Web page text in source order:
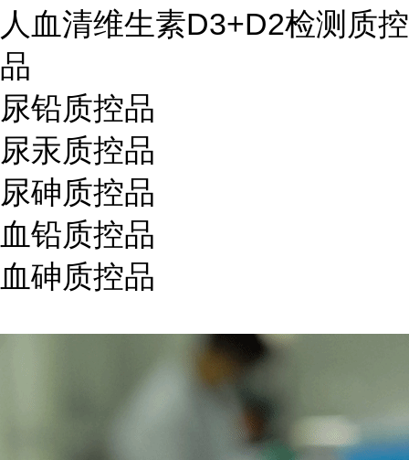
人血清维生素D3+D2检测质控
品
尿铅质控品
尿汞质控品
尿砷质控品
血铅质控品
血砷质控品